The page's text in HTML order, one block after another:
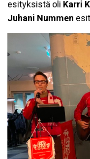
esityksistä oli Karri
Juhani Nummen